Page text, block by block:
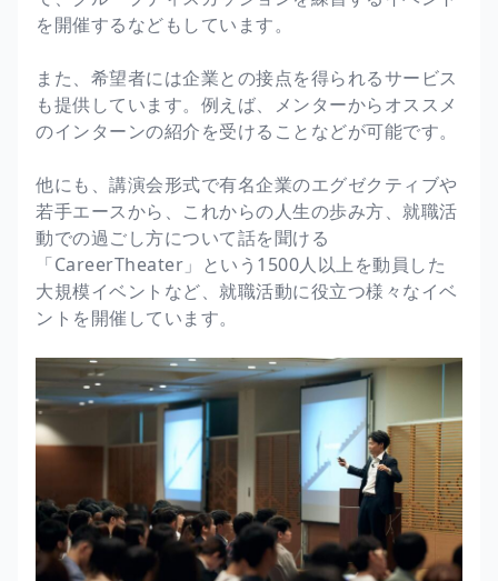
を開催するなどもしています。
また、希望者には企業との接点を得られるサービス
も提供しています。例えば、メンターからオススメ
のインターンの紹介を受けることなどが可能です。
他にも、講演会形式で有名企業のエグゼクティブや
若手エースから、これからの人生の歩み方、就職活
動での過ごし方について話を聞ける
「CareerTheater」という1500人以上を動員した
大規模イベントなど、就職活動に役立つ様々なイベ
ントを開催しています。